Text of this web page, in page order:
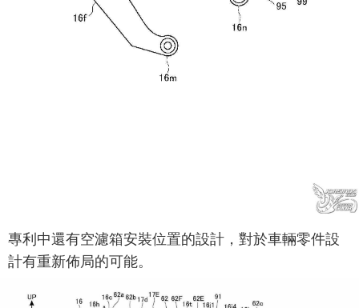
專利中還有空濾箱安裝位置的設計，對於車輛零件設
計有重新佈局的可能。